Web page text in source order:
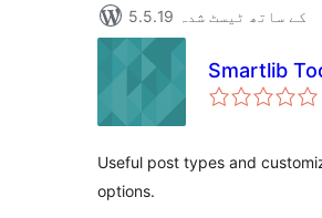
5.5.19 کے ساتھ ٹیسٹ شدہ
Smartlib
Useful post types and
options.